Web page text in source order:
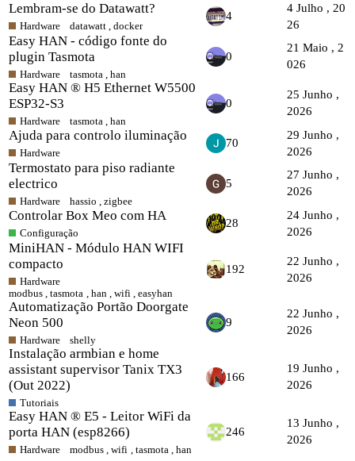
Lembram-se do Datawatt?
Hardware datawatt ,docker
4
4 Julho , 20
26
Easy HAN - código fonte do
plugin Tasmota
Hardware tasmota ,han
0
21 Maio , 2
026
Easy HAN ® H5 Ethernet W5500
ESP32-S3
Hardware tasmota ,han
0
25 Junho ,
2026
Ajuda para controlo iluminação
Hardware
70
29 Junho ,
2026
Termostato para piso radiante
electrico
Hardware hassio ,zigbee
5
27 Junho ,
2026
Controlar Box Meo com HA
Configuração
28
24 Junho ,
2026
MiniHAN - Módulo HAN WIFI
compacto
Hardware
modbus ,tasmota , han , wifi ,easyhan
192
22 Junho ,
2026
Automatização Portão Doorgate
Neon 500
Hardware shelly
9
22 Junho ,
2026
Instalação armbian e home
assistant supervisor Tanix TX3
(Out 2022)
Tutoriais
166
19 Junho ,
2026
Easy HAN ® E5 - Leitor WiFi da
porta HAN (esp8266)
Hardware modbus ,wifi , tasmota , han
246
13 Junho ,
2026